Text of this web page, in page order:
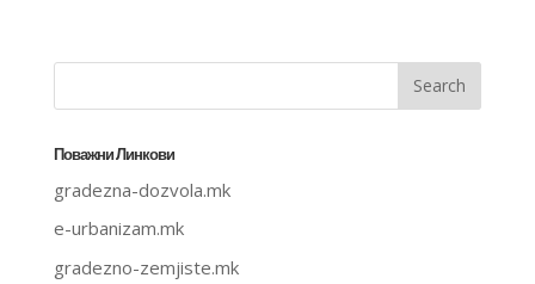
Поважни Линкови
gradezna-dozvola.mk
e-urbanizam.mk
gradezno-zemjiste.mk